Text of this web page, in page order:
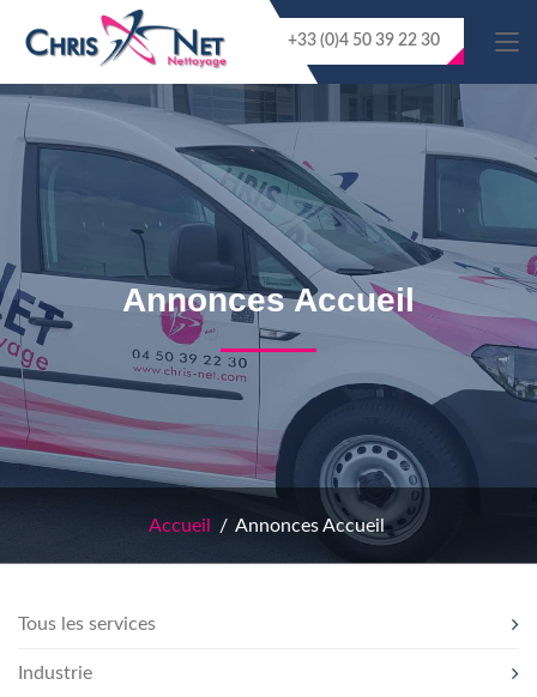
+33 (0)4 50 39 22 30
Annonces Accueil
Accueil Annonces Accueil
Tous les services
Industrie